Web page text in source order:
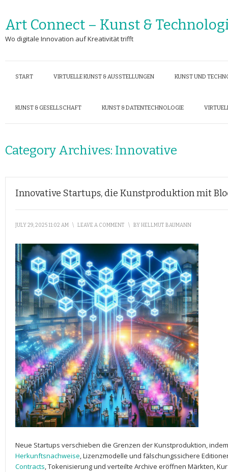
Art Connect – Kunst &
Wo digitale Innovation auf Kreativität trifft
START VIRTUELLE KUNST & AUSSTELLUNGEN KUNST UND
KUNST & GESELLSCHAFT KUNST & DATENTECHNOLOGIE
Category Archives: Innovative
Innovative Startups, die Kunstproduktion mit
JULY 29, 2025 11:02 AM \ LEAVE A COMMENT \ BYHELLMUT BAUMANN
Neue​ Startups‌ verschieben die Grenzen ⁤der ​Kunstproduktion,​
Herkunftsnachweise, ​Lizenzmodelle und⁢ fälschungssichere
Contracts, Tokenisierung und‌ verteilte ⁢Archive ⁣eröffnen Märkten,